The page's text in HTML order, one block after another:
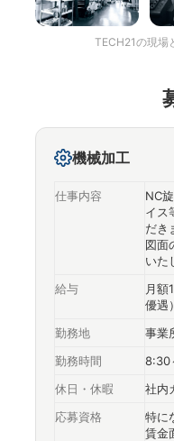
TECH21の現場
機械加工
仕事内容
NC
イス
だき
図面
いた
給与
月
優遇）
勤務地
事業
勤務時間
8:30
休日・休暇
社内
応募資格
特に
賃金